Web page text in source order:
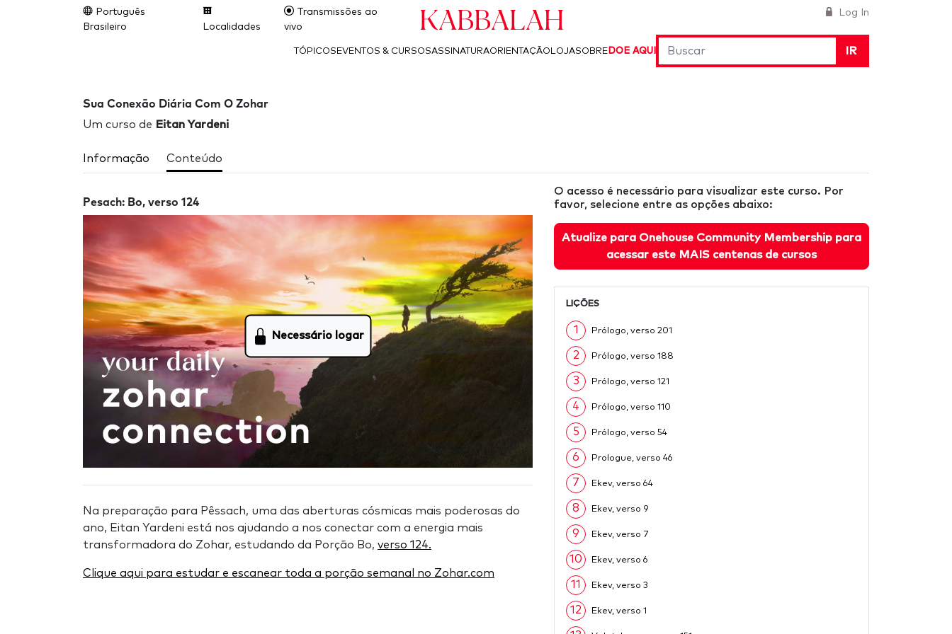
Log In
Português
Brasileiro
Localidades
Transmissões ao
vivo
Kabbalah
IR
TÓPICOS EVENTOS & CURSOSASSINATURAORIENTAÇÃO LOJASOBRE DOE AQUI
Sua Conexão Diária Com O Zohar
Um curso de Eitan Yardeni
Informação Conteúdo
Pesach: Bo, verso 124
Necessário logar
Na preparação para Pêssach, uma das aberturas cósmicas mais poderosas do
ano, Eitan Yardeni está nos ajudando a nos conectar com a energia mais
transformadora do Zohar, estudando da Porção Bo, verso 124.
Clique aqui para estudar e escanear toda a porção semanal no Zohar.com
O acesso é necessário para visualizar este curso. Por
favor, selecione entre as opções abaixo:
Atualize para Onehouse Community Membership para
acessar este MAIS centenas de cursos
LIÇÕES
1 Prólogo, verso 201
2 Prólogo, verso 188
3 Prólogo, verso 121
4 Prólogo, verso 110
5 Prólogo, verso 54
6 Prologue, verso 46
7 Ekev, verso 64
8 Ekev, verso 9
9 Ekev, verso 7
10 Ekev, verso 6
11 Ekev, verso 3
12 Ekev, verso 1